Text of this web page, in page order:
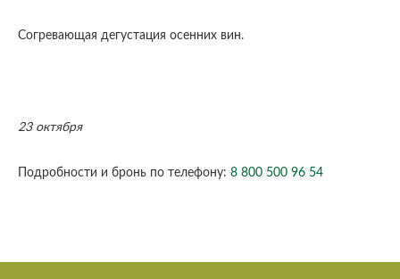
Согревающая дегустация осенних вин.
23 октября
Подробности и бронь по телефону: 8 800 500 96 54